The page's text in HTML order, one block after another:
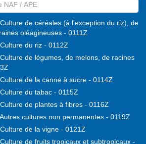
de céréales (à l'exception du riz), de
oléagineuses - 0111Z
du riz - 0112Z
de légumes, de melons, de racines
de la canne à sucre - 0114Z
du tabac - 0115Z
de plantes à fibres - 0116Z
cultures non permanentes - 0119Z
de la vigne - 0121Z
de fruits tropicaux et subtropicaux -